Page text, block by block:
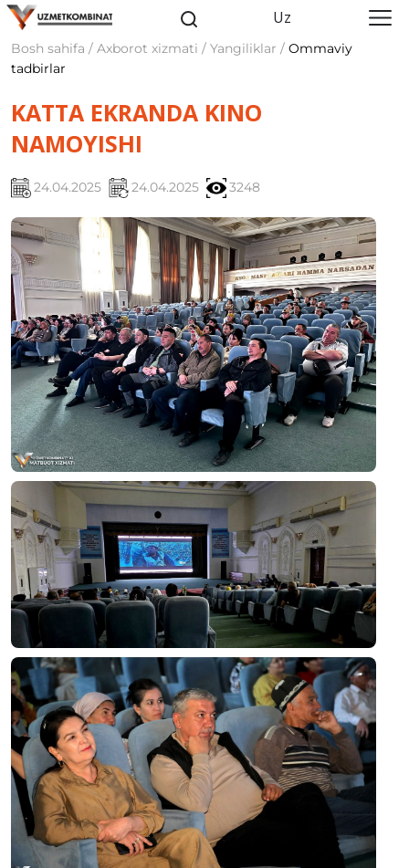
Uz
Bosh sahifa / Axborot xizmati / Yangiliklar / Ommaviy
tadbirlar
KATTA EKRANDA KINO
NAMOYISHI
24.04.2025 24.04.2025 3248